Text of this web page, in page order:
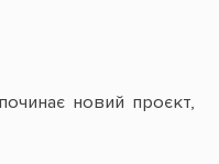
новий проєкт,